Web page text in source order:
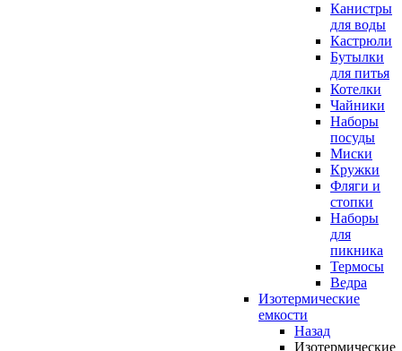
Канистры
для воды
Кастрюли
Бутылки
для питья
Котелки
Чайники
Наборы
посуды
Миски
Кружки
Фляги и
стопки
Наборы
для
пикника
Термосы
Ведра
Изотермические
емкости
Назад
Изотермические